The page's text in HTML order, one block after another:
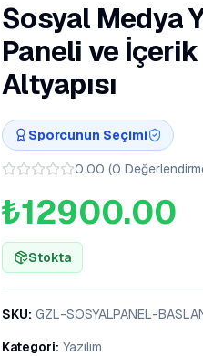
Sosyal Medya
Paneli ve
Altyapısı
Sporcunun Seçimi
0.00 (0
₺12900.00
Stokta
SKU: GZL-SOSYALPANEL-
Kategori: Yazılım